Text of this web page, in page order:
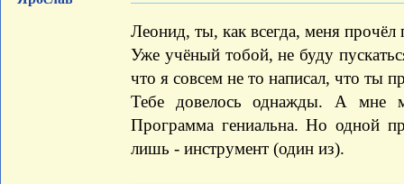
Леонид, ты, как всегда, меня
Уже учёный тобой, не буду
что я совсем не то написал, что ты
Тебе довелось однажды. А
Программа гениальна. Но одной
лишь - инструмент (один из).